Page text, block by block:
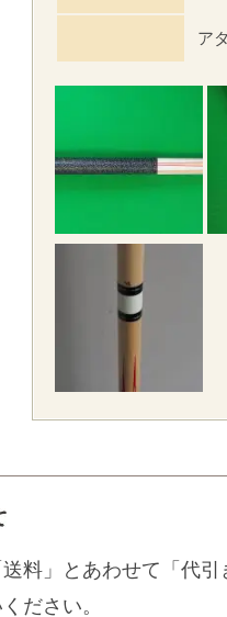
ア
料」とあわせて「代引
ださい。